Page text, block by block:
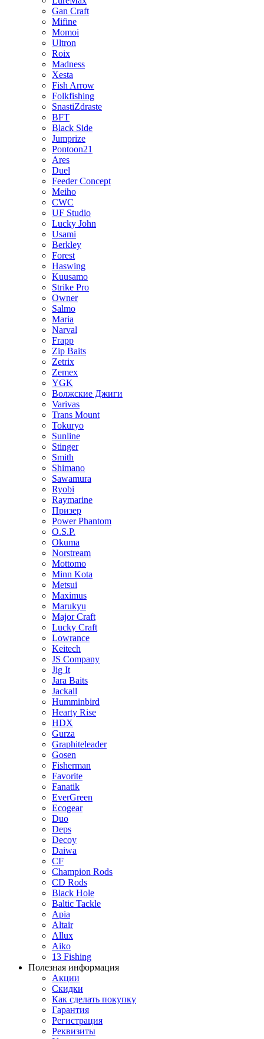
Gan Craft
Mifine
Momoi
Ultron
Roix
Madness
Xesta
Fish Arrow
Folkfishing
SnastiZdraste
BFT
Black Side
Jumprize
Pontoon21
Ares
Duel
Feeder Concept
Meiho
CWC
UF Studio
Lucky John
Usami
Berkley
Forest
Haswing
Kuusamo
Strike Pro
Owner
Salmo
Maria
Narval
Frapp
Zip Baits
Zetrix
Zemex
YGK
Волжские Джиги
Varivas
Trans Mount
Tokuryo
Sunline
Stinger
Smith
Shimano
Sawamura
Ryobi
Raymarine
Призер
Power Phantom
O.S.P.
Okuma
Norstream
Mottomo
Minn Kota
Metsui
Maximus
Marukyu
Major Craft
Lucky Craft
Lowrance
Keitech
JS Company
Jig It
Jara Baits
Jackall
Humminbird
Hearty Rise
HDX
Gurza
Graphiteleader
Gosen
Fisherman
Favorite
Fanatik
EverGreen
Ecogear
Duo
Deps
Decoy
Daiwa
CF
Champion Rods
CD Rods
Black Hole
Baltic Tackle
Apia
Altair
Allux
Aiko
13 Fishing
Полезная информация
Акции
Скидки
Как сделать покупку
Гарантия
Регистрация
Реквизиты